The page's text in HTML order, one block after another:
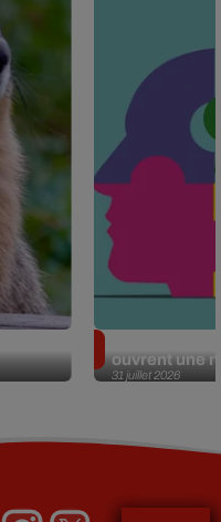
31 juillet 2026
ouvrent une